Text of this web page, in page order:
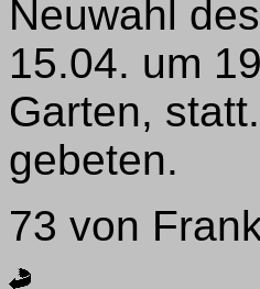
Neuwahl
15.04. um
Garten,
gebeten.
73 von